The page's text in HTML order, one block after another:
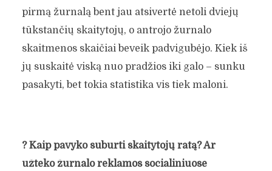
pirmą žurnalą bent jau atsivertė netoli dviejų
tūkstančių skaitytojų, o antrojo žurnalo
skaitmenos skaičiai beveik padvigubėjo. Kiek iš
jų suskaitė viską nuo pradžios iki galo – sunku
pasakyti, bet tokia statistika vis tiek maloni.
?Kaip pavyko suburti skaitytojų ratą? Ar
užteko žurnalo reklamos socialiniuose